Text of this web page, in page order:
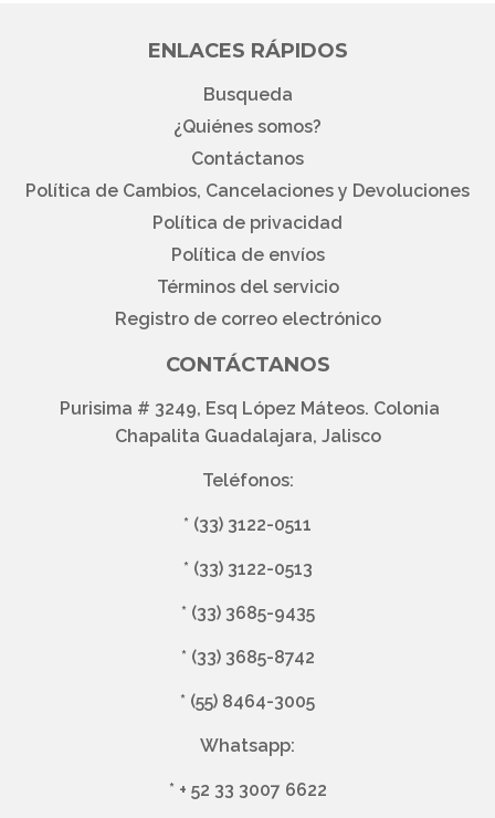
ENLACES RÁPIDOS
Busqueda
¿Quiénes somos?
Contáctanos
Política de Cambios, Cancelaciones y Devoluciones
Política de privacidad
Política de envíos
Términos del servicio
Registro de correo electrónico
CONTÁCTANOS
Purisima # 3249, Esq López Máteos. Colonia
Chapalita Guadalajara, Jalisco
Teléfonos:
* (33) 3122-0511
* (33) 3122-0513
* (33) 3685-9435
* (33) 3685-8742
* (55) 8464-3005
Whatsapp:
* + 52 33 3007 6622